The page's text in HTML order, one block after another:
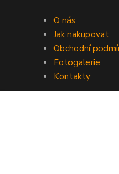
O nás
Jak nakupovat
Obchodní
Fotogalerie
Kontakty